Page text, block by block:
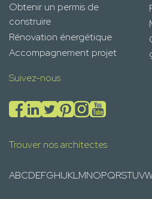
Obtenir un permis de
construire
Rénovation énergétique
Accompagnement projet
Suivez-nous
Trouver nos architectes
ABCDEFGHIJKLMNOPQRSTUV